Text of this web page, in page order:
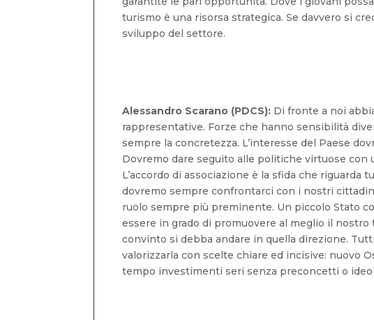
turismo è una risorsa strategica. Se davvero si
sviluppo del settore.
Alessandro Scarano (PDCS): Di fronte a noi
rappresentative. Forze che hanno sensibilità
sempre la concretezza. L’interesse del Paese
Dovremo dare seguito alle politiche virtuose con
L’accordo di associazione è la sfida che riguarda
dovremo sempre confrontarci con i nostri
ruolo sempre più preminente. Un piccolo Stato
essere in grado di promuovere al meglio il
convinto si debba andare in quella direzione.
valorizzarla con scelte chiare ed incisive: nuovo
tempo investimenti seri senza preconcetti o